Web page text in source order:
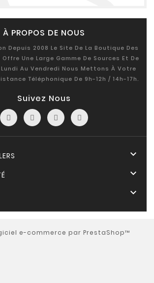
À PROPOS DE NOUS
Depuis 2008 Le Site De La Boutique Des
Une Large Gamme De Sources Et De
Lundi Au Vendredi Nous Mettons À Votre
Téléphonique De 9h-12h / 14h-17h.
Suivez Nous



e-commerce par PrestaShop™